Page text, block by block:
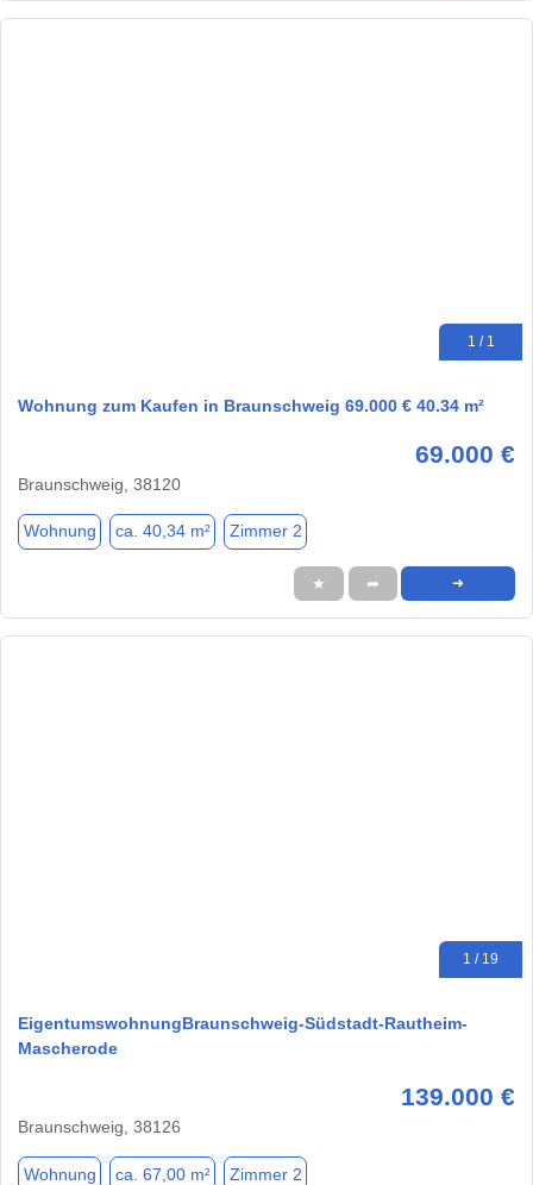
1 / 1
Wohnung zum Kaufen in Braunschweig 69.000 € 40.34 m²
69.000 €
Braunschweig, 38120
Wohnung ca. 40,34 m² Zimmer 2
★ ➦ ➜
1 / 19
EigentumswohnungBraunschweig-Südstadt-Rautheim-
Mascherode
139.000 €
Braunschweig, 38126
Wohnung ca. 67,00 m² Zimmer 2